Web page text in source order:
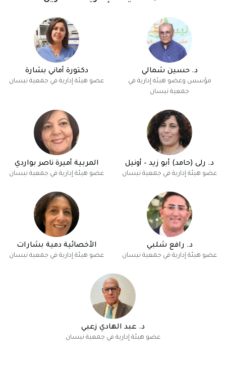
د. حسين شمالي
مؤسس وعضو هيئة إدارية في
جمعية نيسان
دكتورة أماني بشارة
عضو هيئة إدارية في جمعية نيسان
د. رلى (حامد) أبو زيد – أونيل
عضو هيئة إدارية في جمعية نيسان
المربية أميرة ناصر بواردي
عضو هيئة إدارية في جمعية نيسان
د. رافع شلبي
عضو هيئة إدارية في جمعية نيسان
الأخصائية دمية بشارات
عضو هيئة إدارية في جمعية نيسان
د. عبد الهادي زعبي
عضو هيئة إدارية في جمعية نيسان